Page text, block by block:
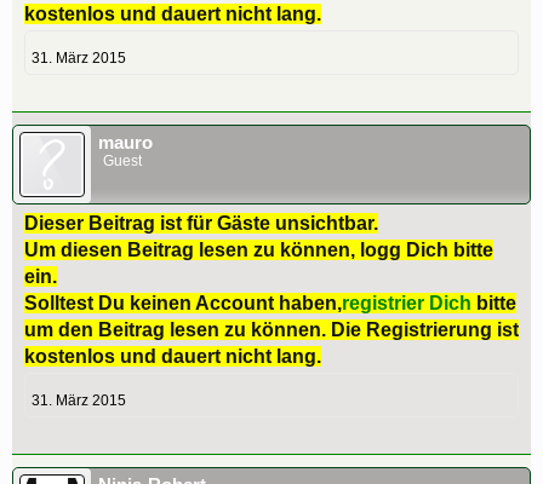
kostenlos und dauert nicht lang.
31. März 2015
mauro
Guest
Dieser Beitrag ist für Gäste unsichtbar.
Um diesen Beitrag lesen zu können, logg Dich bitte
ein.
Solltest Du keinen Account haben,registrier Dich bitte
um den Beitrag lesen zu können. Die Registrierung ist
kostenlos und dauert nicht lang.
31. März 2015